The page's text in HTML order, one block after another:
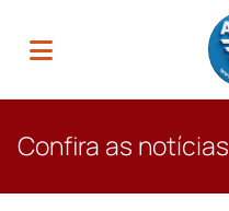
Confira as notícias